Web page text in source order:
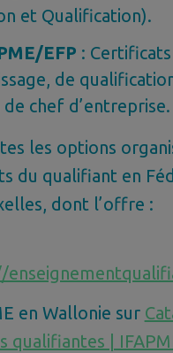
et Qualification).
EFP : Certificats
de
chef d’entreprise.
les options
du qualifiant en
dont l’offre :
en Wallonie sur
qualifiantes |